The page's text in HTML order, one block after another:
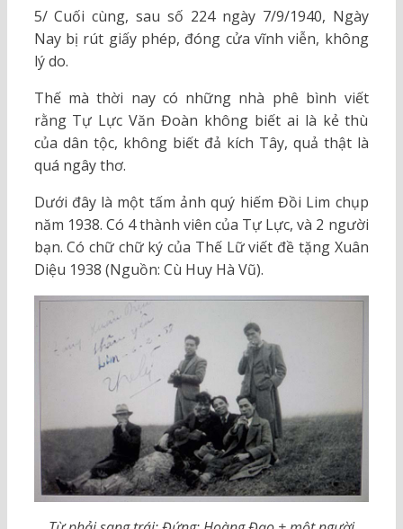
5/ Cuối cùng, sau số 224 ngày 7/9/1940, Ngày
Nay bị rút giấy phép, đóng cửa vĩnh viễn, không
lý do.
Thế mà thời nay có những nhà phê bình viết
rằng Tự Lực Văn Đoàn không biết ai là kẻ thù
của dân tộc, không biết đả kích Tây, quả thật là
quá ngây thơ.
Dưới đây là một tấm ảnh quý hiếm Đồi Lim chụp
năm 1938. Có 4 thành viên của Tự Lực, và 2 người
bạn. Có chữ chữ ký của Thế Lữ viết đề tặng Xuân
Diệu 1938 (Nguồn: Cù Huy Hà Vũ).